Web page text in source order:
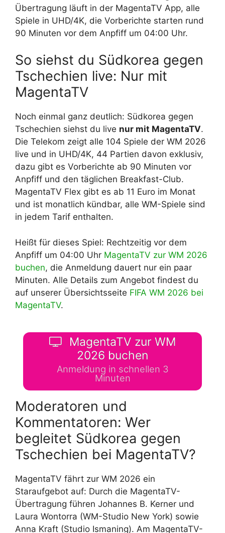
Übertragung läuft in der MagentaTV App, alle
Spiele in UHD/4K, die Vorberichte starten rund
90 Minuten vor dem Anpfiff um 04:00 Uhr.
So siehst du Südkorea gegen
Tschechien live: Nur mit
MagentaTV
Noch einmal ganz deutlich: Südkorea gegen
Tschechien siehst du live nur mit MagentaTV.
Die Telekom zeigt alle 104 Spiele der WM 2026
live und in UHD/4K, 44 Partien davon exklusiv,
dazu gibt es Vorberichte ab 90 Minuten vor
Anpfiff und den täglichen Breakfast-Club.
MagentaTV Flex gibt es ab 11 Euro im Monat
und ist monatlich kündbar, alle WM-Spiele sind
in jedem Tarif enthalten.
Heißt für dieses Spiel: Rechtzeitig vor dem
Anpfiff um 04:00 Uhr MagentaTV zur WM 2026
buchen, die Anmeldung dauert nur ein paar
Minuten. Alle Details zum Angebot findest du
auf unserer Übersichtsseite FIFA WM 2026 bei
MagentaTV.
MagentaTV zur WM
2026 buchen
Anmeldung in schnellen 3
Minuten
Moderatoren und
Kommentatoren: Wer
begleitet Südkorea gegen
Tschechien bei MagentaTV?
MagentaTV fährt zur WM 2026 ein
Staraufgebot auf: Durch die MagentaTV-
Übertragung führen Johannes B. Kerner und
Laura Wontorra (WM-Studio New York) sowie
Anna Kraft (Studio Ismaning). Am MagentaTV-